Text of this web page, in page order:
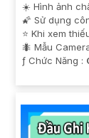
☀️ Hình ảnh
🌠 Sử dụng
⭐ Khi xem
🐜 Mẫu
️ƒ Chức Năng :